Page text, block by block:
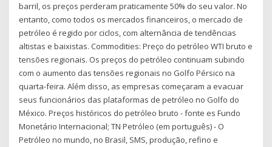
barril, os preços perderam praticamente 50% do seu valor. No
entanto, como todos os mercados financeiros, o mercado de
petróleo é regido por ciclos, com alternância de tendências
altistas e baixistas. Commodities: Preço do petróleo WTI bruto e
tensões regionais. Os preços do petróleo continuam subindo
com o aumento das tensões regionais no Golfo Pérsico na
quarta-feira. Além disso, as empresas começaram a evacuar
seus funcionários das plataformas de petróleo no Golfo do
México. Preços históricos do petróleo bruto - fonte es Fundo
Monetário Internacional; TN Petróleo (em português) - O
Petróleo no mundo, no Brasil, SMS, produção, refino e